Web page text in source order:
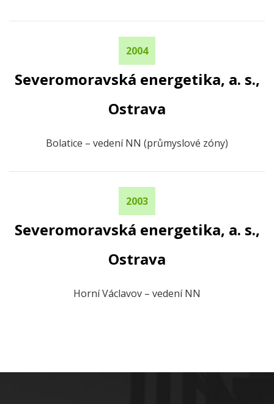
2004
Severomoravská energetika, a. s.,
Ostrava
Bolatice – vedení NN (průmyslové zóny)
2003
Severomoravská energetika, a. s.,
Ostrava
Horní Václavov – vedení NN